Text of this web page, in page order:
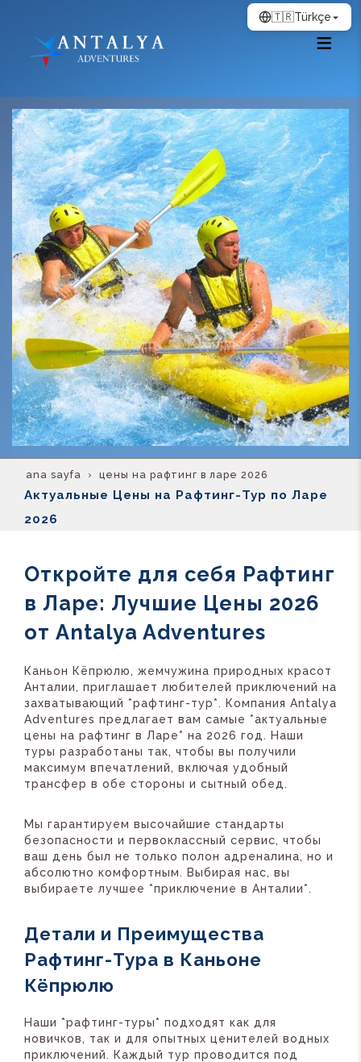
ana sayfa цены на рафтинг в ларе 2026
Актуальные Цены на Рафтинг-Тур по Ларе
2026
Откройте для себя Рафтинг
в Ларе: Лучшие Цены 2026
от Antalya Adventures
Каньон Кёпрюлю, жемчужина природных красот
Анталии, приглашает любителей приключений на
захватывающий *рафтинг-тур*. Компания Antalya
Adventures предлагает вам самые *актуальные
цены на рафтинг в Ларе* на 2026 год. Наши
туры разработаны так, чтобы вы получили
максимум впечатлений, включая удобный
трансфер в обе стороны и сытный обед.
Мы гарантируем высочайшие стандарты
безопасности и первоклассный сервис, чтобы
ваш день был не только полон адреналина, но и
абсолютно комфортным. Выбирая нас, вы
выбираете лучшее *приключение в Анталии*.
Детали и Преимущества
Рафтинг-Тура в Каньоне
Кёпрюлю
Наши *рафтинг-туры* подходят как для
новичков, так и для опытных ценителей водных
приключений. Каждый тур проводится под
🇹🇷Türkçe